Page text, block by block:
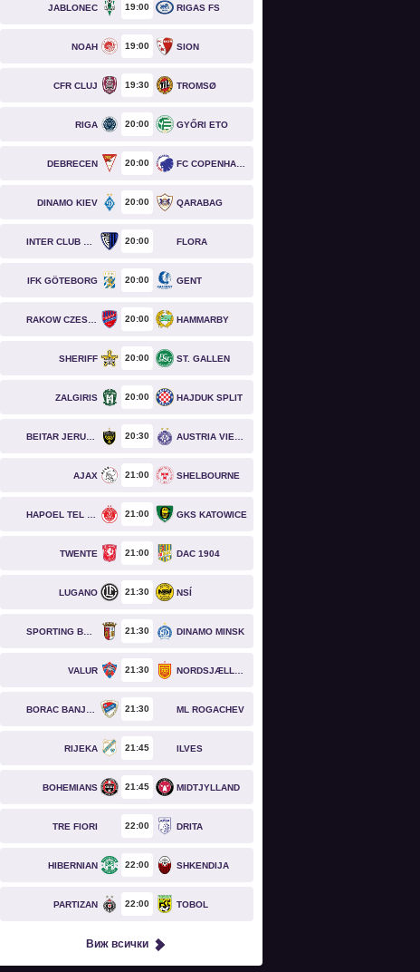
JABLONEC 19 00 RIGAS FS
NOAH 19 00 SION
CFR CLUJ 19 30 TROMSØ
RIGA 20 00 GYŐRI ETO
DEBRECEN 20 00
DINAMO KIEV 20 00 QARABAG
20 00 FLORA
IFK GÖTEBORG 20 00 GENT
20 00 HAMMARBY
SHERIFF 20 00 ST. GALLEN
ZALGIRIS 20 00 HAJDUK SPLIT
20 30
AJAX 21 00 SHELBOURNE
21 00 GKS KATOWICE
TWENTE 21 00 DAC 1904
LUGANO 21 30 NSÍ
21 30 DINAMO MINSK
VALUR 21 30
21 30 ML ROGACHEV
RIJEKA 21 45 ILVES
BOHEMIANS 21 45 MIDTJYLLAND
TRE FIORI 22 00 DRITA
HIBERNIAN 22 00 SHKENDIJA
PARTIZAN 22 00 TOBOL
Виж всички